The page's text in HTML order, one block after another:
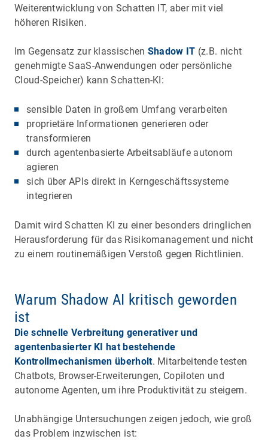
Weiterentwicklung von Schatten IT, aber mit viel
höheren Risiken.
Im Gegensatz zur klassischen Shadow IT (z.B. nicht
genehmigte SaaS-Anwendungen oder persönliche
Cloud-Speicher) kann Schatten-KI:
sensible Daten in großem Umfang verarbeiten
proprietäre Informationen generieren oder
transformieren
durch agentenbasierte Arbeitsabläufe autonom
agieren
sich über APIs direkt in Kerngeschäftssysteme
integrieren
Damit wird Schatten KI zu einer besonders dringlichen
Herausforderung für das Risikomanagement und nicht
zu einem routinemäßigen Verstoß gegen Richtlinien.
Warum Shadow AI kritisch geworden
ist
Die schnelle Verbreitung generativer und
agentenbasierter KI hat bestehende
Kontrollmechanismen überholt. Mitarbeitende testen
Chatbots, Browser-Erweiterungen, Copiloten und
autonome Agenten, um ihre Produktivität zu steigern.
Unabhängige Untersuchungen zeigen jedoch, wie groß
das Problem inzwischen ist: